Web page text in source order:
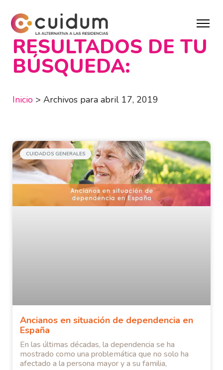
RESULTADOS DE TU
BÚSQUEDA:
Inicio > Archivos para abril 17, 2019
CUIDADOS GENERALES
Ancianos en situación de dependencia en
España
En las últimas décadas, la dependencia se ha
mostrado como una problemática que no solo ha
afectado a la persona mayor y a su familia,